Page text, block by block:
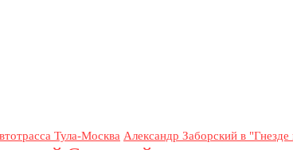
Тула-Москва Александр Заборский в